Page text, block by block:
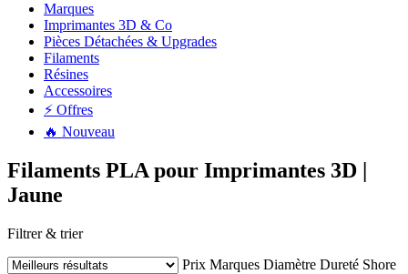
Marques
Imprimantes 3D & Co
Pièces Détachées & Upgrades
Filaments
Résines
Accessoires
⚡ Offres
🔥 Nouveau
Filaments PLA pour Imprimantes 3D |
Jaune
Filtrer & trier
Prix Marques Diamètre Dureté Shore